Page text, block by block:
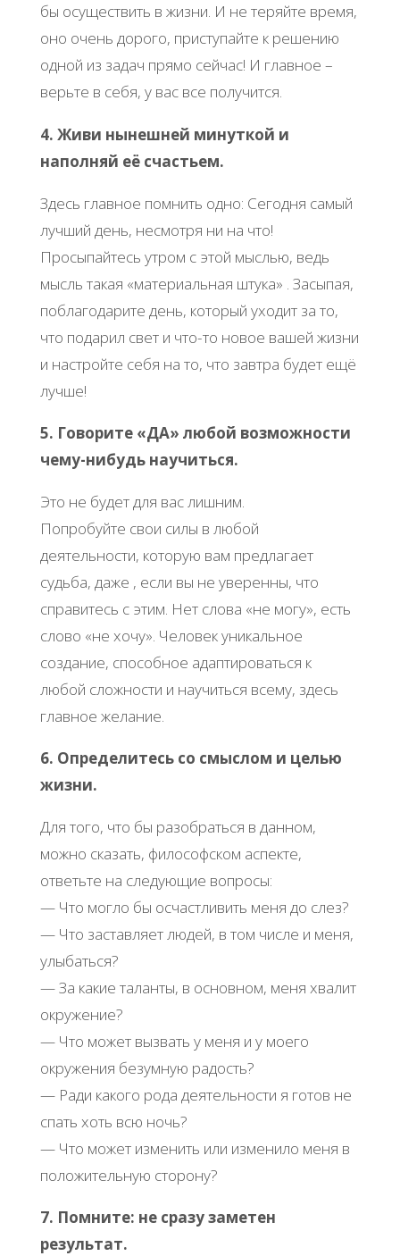
бы осуществить в жизни. И не теряйте время,
оно очень дорого, приступайте к решению
одной из задач прямо сейчас! И главное –
верьте в себя, у вас все получится.
4. Живи нынешней минуткой и
наполняй её счастьем.
Здесь главное помнить одно: Сегодня самый
лучший день, несмотря ни на что!
Просыпайтесь утром с этой мыслью, ведь
мысль такая «материальная штука» . Засыпая,
поблагодарите день, который уходит за то,
что подарил свет и что-то новое вашей жизни
и настройте себя на то, что завтра будет ещё
лучше!
5. Говорите «ДА» любой возможности
чему-нибудь научиться.
Это не будет для вас лишним.
Попробуйте свои силы в любой
деятельности, которую вам предлагает
судьба, даже , если вы не уверенны, что
справитесь с этим. Нет слова «не могу», есть
слово «не хочу». Человек уникальное
создание, способное адаптироваться к
любой сложности и научиться всему, здесь
главное желание.
6. Определитесь со смыслом и целью
жизни.
Для того, что бы разобраться в данном,
можно сказать, философском аспекте,
ответьте на следующие вопросы:
— Что могло бы осчастливить меня до слез?
— Что заставляет людей, в том числе и меня,
улыбаться?
— За какие таланты, в основном, меня хвалит
окружение?
— Что может вызвать у меня и у моего
окружения безумную радость?
— Ради какого рода деятельности я готов не
спать хоть всю ночь?
— Что может изменить или изменило меня в
положительную сторону?
7. Помните: не сразу заметен
результат.